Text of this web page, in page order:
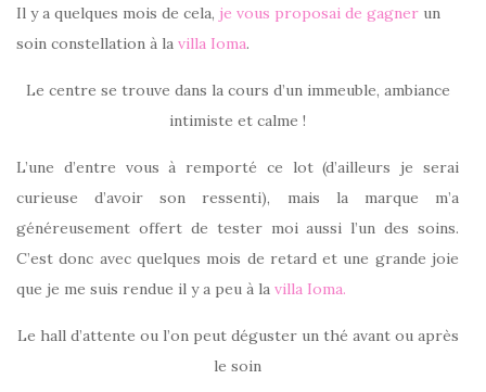
Il y a quelques mois de cela, je vous proposai de gagner un
soin constellation à la villa Ioma.
Le centre se trouve dans la cours d’un immeuble, ambiance
intimiste et calme !
L’une d’entre vous à remporté ce lot (d’ailleurs je serai
curieuse d’avoir son ressenti), mais la marque m’a
généreusement offert de tester moi aussi l’un des soins.
C’est donc avec quelques mois de retard et une grande joie
que je me suis rendue il y a peu à la villa Ioma.
Le hall d’attente ou l’on peut déguster un thé avant ou après
le soin